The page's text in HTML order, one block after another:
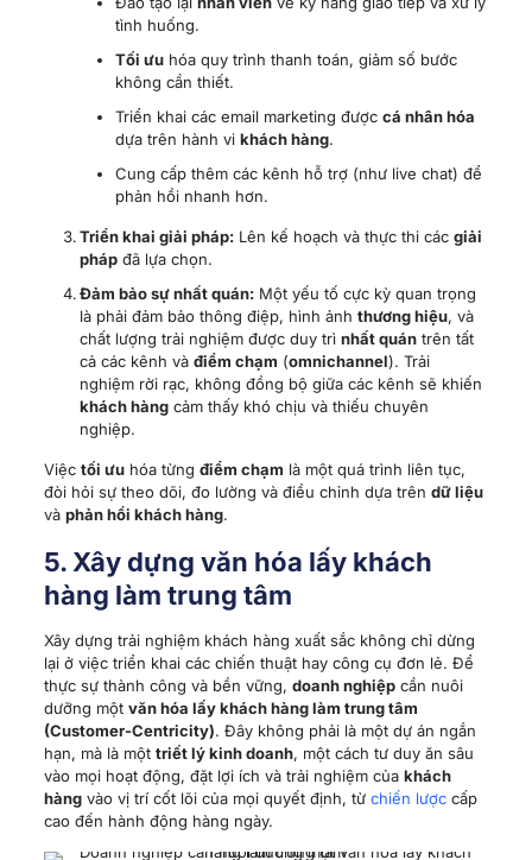
Triển khai giải pháp:Lên kế hoạch và thực thi cácgiải
phápđã lựa chọn.
Đảm bảo sự nhất quán:Một yếu tố cực kỳ quan trọng
là phải đảm bảo thông điệp, hình ảnh
chất lượng trải nghiệm được duy trì
nhất quántrên tất
cả các kênh và điểm chạm ( omnichannel
nghiệm rời rạc, không đồng bộ giữa các kênh sẽ khiến
khách hàngcảm thấy khó chịu và thiếu chuyên
nghiệp.
Việctối ưuhóa từngđiểm chạmlà một quá trình liên tục,
đòi hỏi sự theo dõi, đo lường và điều chỉnh dựa trên
phản hồi khách hàng
5. Xây dựng văn hóa lấy khách
hàng làm trung tâm
Xây dựng trải nghiệm khách hàng xuất sắc không chỉ dừng
lại ở việc triển khai các chiến thuật hay công cụ đơn lẻ. Để
dưỡng một văn hóa lấy khách hàng làm trung tâm
(Customer-Centricity) . Đây không phải là một dự án ngắn
hạn, mà là mộttriết lý kinh doanh
vào mọi hoạt động, đặt lợi ích và trải nghiệm của
hàngvào vị trí cốt lõi của mọi quyết định, từchiến lược
cao đến hành động hàng ngày.
Doanh nghiệp cần nuôi dưỡng một văn hóa lấy khách hàng
làm trung tâm
Vai trò củalãnh đạotrong việc thúc đẩy và làm gương cho
văn hóa này là vô cùng quan trọng. Khilãnh đạothể hiện
sự cam kết mạnh mẽ với việc đặtkhách hànglên hàng đầu,
thông điệp đó sẽ lan tỏa và thấm nhuần trong toàn bộ tổ